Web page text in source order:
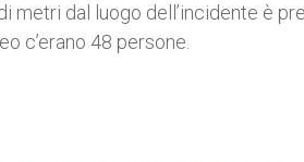
metri dal luogo dell’incidente è
c’erano 48 persone.